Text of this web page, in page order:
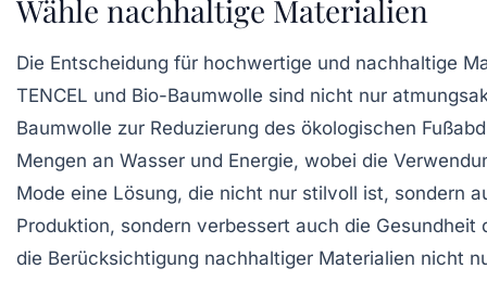
Wähle nachhaltige Materialien
Die Entscheidung für hochwertige und nachhaltige
TENCEL und Bio-Baumwolle sind nicht nur
Baumwolle zur Reduzierung des ökologischen
Mengen an Wasser und Energie, wobei die
Mode eine Lösung, die nicht nur stilvoll ist, sondern
Produktion, sondern verbessert auch die Gesundheit
die Berücksichtigung nachhaltiger Materialien nicht